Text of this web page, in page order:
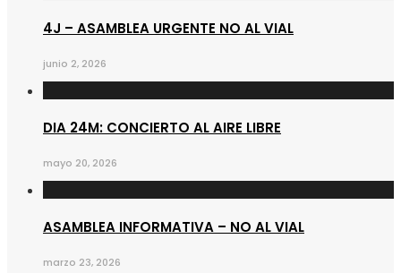
4J – ASAMBLEA URGENTE NO AL VIAL
junio 2, 2026
DIA 24M: CONCIERTO AL AIRE LIBRE
mayo 20, 2026
ASAMBLEA INFORMATIVA – NO AL VIAL
marzo 23, 2026